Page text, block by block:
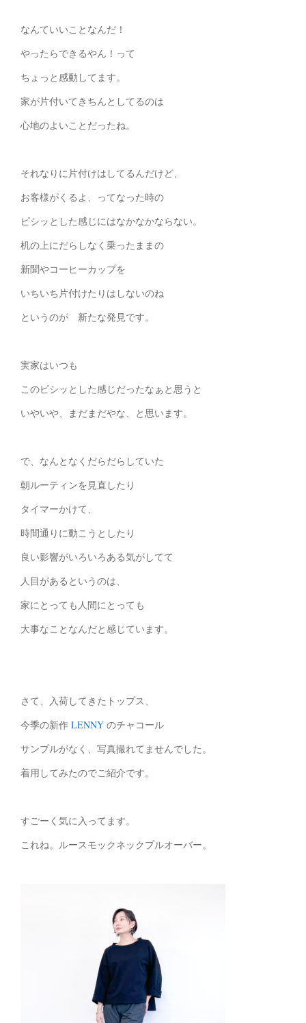
なんていいことなんだ！
やったらできるやん！って
ちょっと感動してます。
家が片付いてきちんとしてるのは
心地のよいことだったね。
それなりに片付けはしてるんだけど、
お客様がくるよ、ってなった時の
ピシッとした感じにはなかなかならない。
机の上にだらしなく乗ったままの
新聞やコーヒーカップを
いちいち片付けたりはしないのね
というのが 新たな発見です。
実家はいつも
このピシッとした感じだったなぁと思うと
いやいや、まだまだやな、と思います。
で、なんとなくだらだらしていた
朝ルーティンを見直したり
タイマーかけて、
時間通りに動こうとしたり
良い影響がいろいろある気がしてて
人目があるというのは、
家にとっても人間にとっても
大事なことなんだと感じています。
さて、入荷してきたトップス、
今季の新作 LENNY のチャコール
サンプルがなく、写真撮れてませんでした。
着用してみたのでご紹介です。
すごーく気に入ってます。
これね。ルースモックネックプルオーバー。